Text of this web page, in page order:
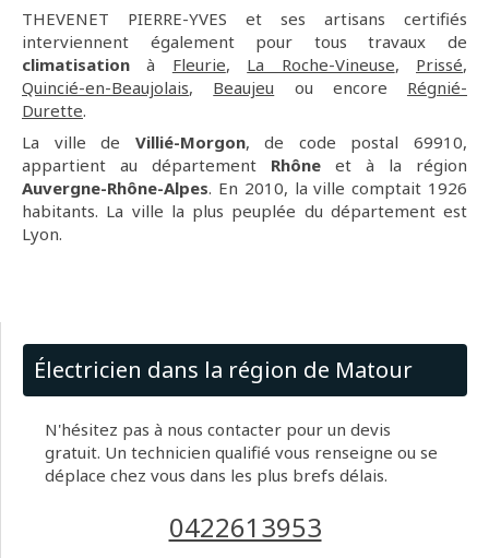
THEVENET PIERRE-YVES et ses artisans certifiés
interviennent également pour tous travaux de
climatisation à Fleurie, La Roche-Vineuse, Prissé,
Quincié-en-Beaujolais, Beaujeu ou encore Régnié-
Durette.
La ville de Villié-Morgon, de code postal 69910,
appartient au département Rhône et à la région
Auvergne-Rhône-Alpes. En 2010, la ville comptait 1926
habitants. La ville la plus peuplée du département est
Lyon.
Électricien dans la région de Matour
N'hésitez pas à nous contacter pour un devis
gratuit. Un technicien qualifié vous renseigne ou se
déplace chez vous dans les plus brefs délais.
0422613953